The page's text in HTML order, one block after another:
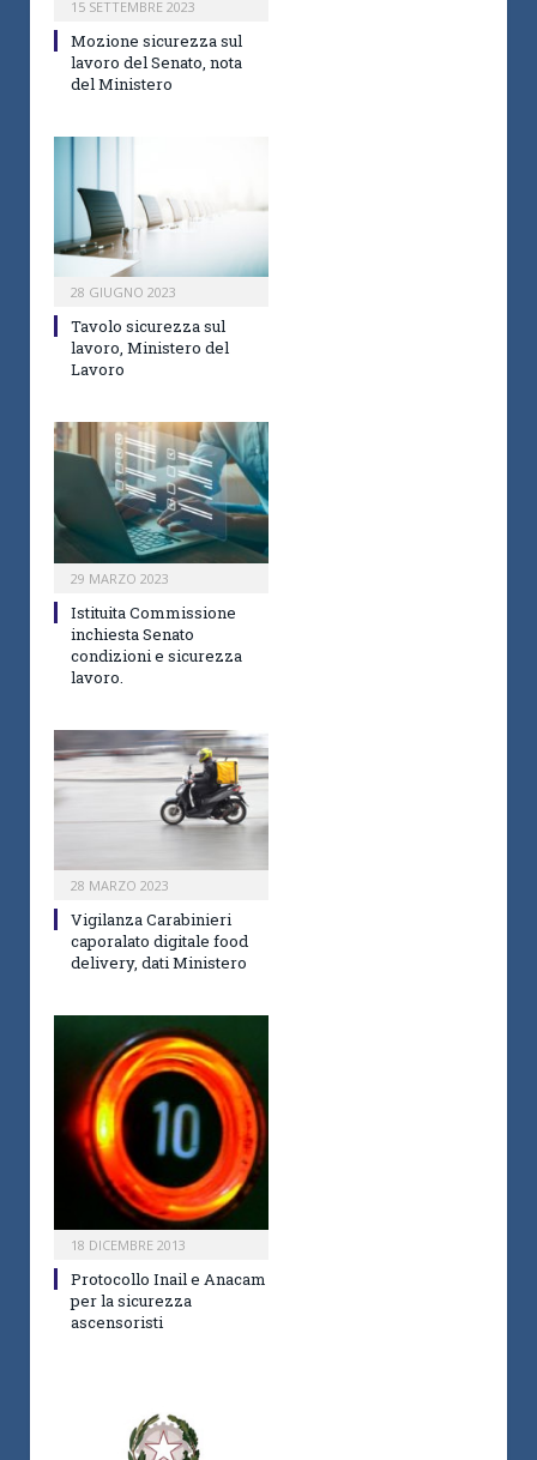
15 SETTEMBRE 2023
Mozione sicurezza sul
lavoro del Senato, nota
del Ministero
28 GIUGNO 2023
Tavolo sicurezza sul
lavoro, Ministero del
Lavoro
29 MARZO 2023
Istituita Commissione
inchiesta Senato
condizioni e sicurezza
lavoro.
28 MARZO 2023
Vigilanza Carabinieri
caporalato digitale food
delivery, dati Ministero
18 DICEMBRE 2013
Protocollo Inail e Anacam
per la sicurezza
ascensoristi